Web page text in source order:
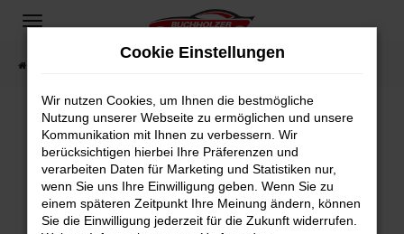
Zum
springen
Fahrzeugsuche
Fehler: Network Error
Beim Laden ist ein Fehler aufgetreten.
Hier sind ein paar Tipps, die dir helfen können:
Cookie Einstellungen
Wir nutzen Cookies, um Ihnen die bestmögliche
Nutzung unserer Webseite zu ermöglichen und unsere
Kommunikation mit Ihnen zu verbessern. Wir
berücksichtigen hierbei Ihre Präferenzen und
verarbeiten Daten für Marketing und Statistiken nur,
wenn Sie uns Ihre Einwilligung geben. Wenn Sie zu
einem späteren Zeitpunkt Ihre Meinung ändern, können
Sie die Einwilligung jederzeit für die Zukunft widerrufen.